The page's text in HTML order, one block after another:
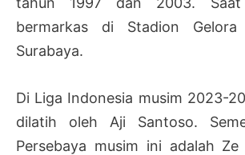
bermarkas di Stadion
Surabaya.
Di Liga Indonesia musim 2023-
dilatih oleh Aji Santoso.
Persebaya musim ini adalah Ze